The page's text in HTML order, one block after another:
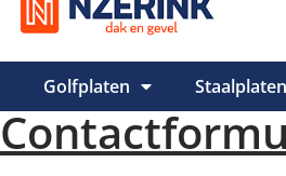
Golfplaten Staalplaten